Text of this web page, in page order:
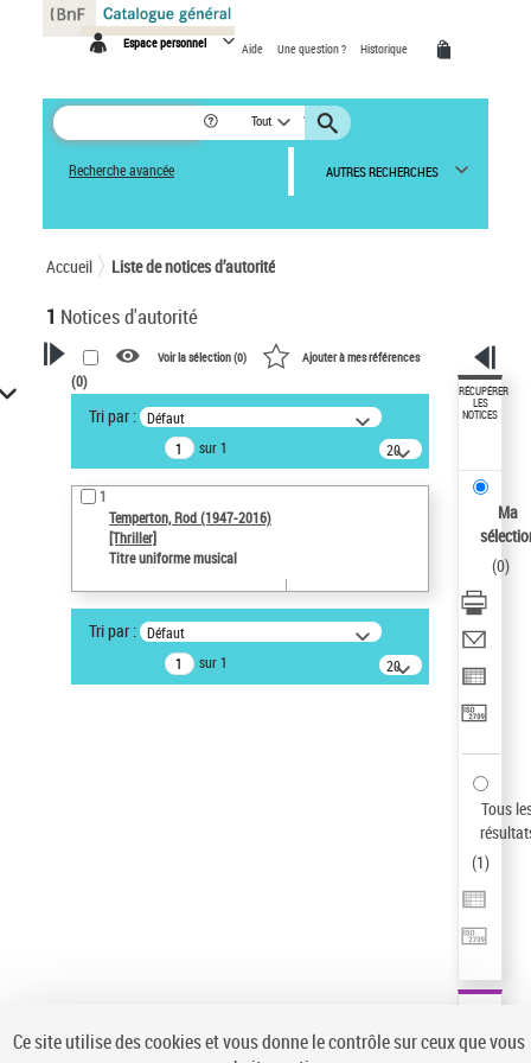
Espace personnel Aide Une question ? Historique
Tout
Recherche avancée AUTRES RECHERCHES
Accueil Liste de notices d’autorité
1 Notices d'autorité
VOTRE RECHERCHE
Recherche avancée dans les
notices d’autorité
Œuvres liées à l'auteur :
Temperton, Rod (1947-2016)
Auteur d’œuvre
Type de notice d'autorité
Titre uniforme musical
Voir la sélection (0) Ajouter à mes références
(0)
Tri par : Défaut
sur 1
20
résultats/page
1
Temperton, Rod (1947-2016)
[Thriller]
Titre uniforme musical
Tri par : Défaut
sur 1
20
résultats/page
RÉCUPÉRER
LES
NOTICES
Ma
(0)
Tous
(1)
Panneau de gestion des cookies
Ce site utilise des cookies et vous donne le contrôle sur ceux que vous